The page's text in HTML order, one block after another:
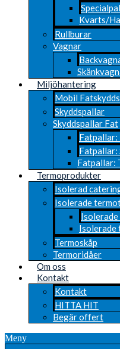
Kvarts/
Rullburar
Vagnar
Miljöhantering
Mobil
Skyddspallar
Skyddspallar Fat
Fatpallar:
Fatpallar:
Fatpallar:
Termoprodukter
Isolerad
Isolerade
Isolerade
Termoskåp
Termoridåer
Om oss
Kontakt
Kontakt
HITTA HIT
Begär offert
Meny